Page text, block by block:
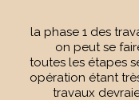
la phase 1 des
on peut se
toutes les étapes
opération étant
travaux